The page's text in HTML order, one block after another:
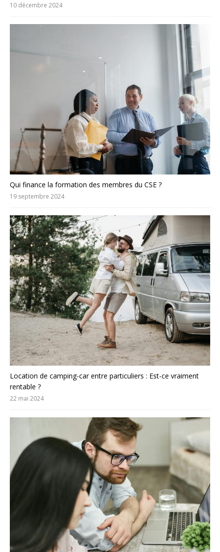
10 décembre 2024
Qui finance la formation des membres du CSE ?
19 septembre 2024
Location de camping-car entre particuliers : Est-ce vraiment
rentable ?
22 mai 2024